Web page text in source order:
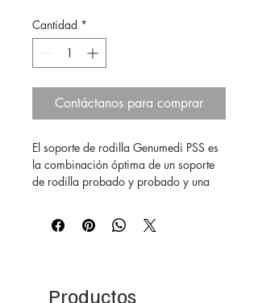
Cantidad *
Contáctanos para comprar
El soporte de rodilla Genumedi PSS es
la combinación óptima de un soporte
de rodilla probado y probado y una
guía y estabilización confiables de la
articulación de la rodilla y para aliviar
Productos